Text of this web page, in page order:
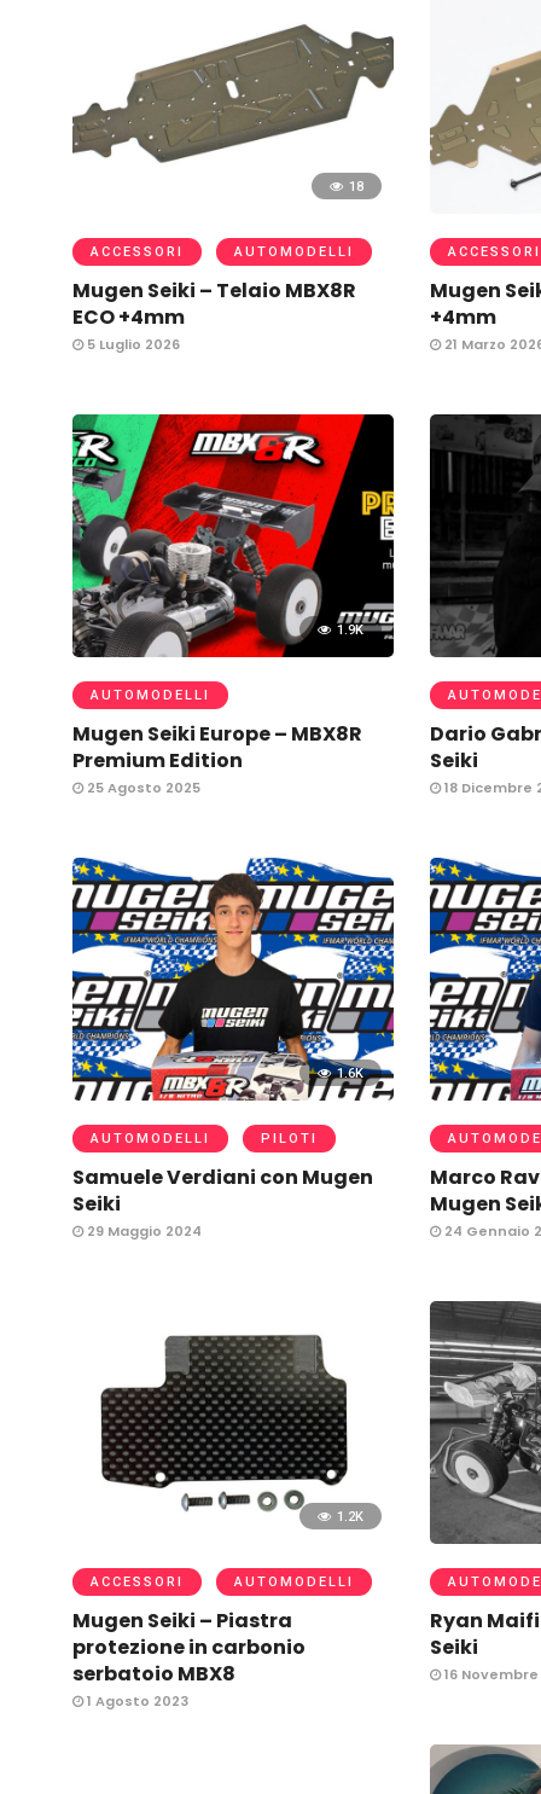
18
ACCESSORI AUTOMODELLI
Mugen Seiki – Telaio MBX8R
ECO +4mm
5 Luglio 2026
ACCESSORI
Mugen
+4mm
21 Marzo
1.9K
AUTOMODELLI
Mugen Seiki Europe – MBX8R
Premium Edition
25 Agosto 2025
Dario
Seiki
18 Dicembre
1.6K
AUTOMODELLI PILOTI
Samuele Verdiani con Mugen
Seiki
29 Maggio 2024
Marco
Mugen
24 Gennaio
1.2K
ACCESSORI AUTOMODELLI
Mugen Seiki – Piastra
protezione in carbonio
serbatoio MBX8
1 Agosto 2023
Ryan
Seiki
16 Novembre